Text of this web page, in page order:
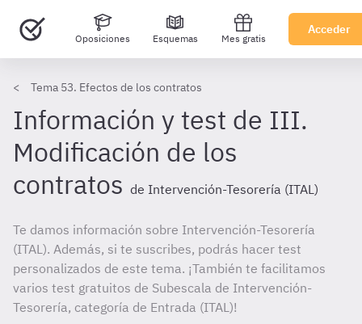
Oposiciones Esquemas Mes gratis
Acceder
Tema 53. Efectos de los contratos
Información y test de III.
Modificación de los
contratos de Intervención-Tesorería (ITAL)
Te damos información sobre Intervención-Tesorería
(ITAL). Además, si te suscribes, podrás hacer test
personalizados de este tema. ¡También te facilitamos
varios test gratuitos de Subescala de Intervención-
Tesorería, categoría de Entrada (ITAL)!